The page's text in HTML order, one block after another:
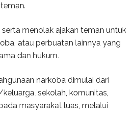
serta menolak ajakan teman untuk
atau perbuatan lainnya yang
dan hukum.
narkoba dimulai dari
sekolah, komunitas,
masyarakat luas, melalui